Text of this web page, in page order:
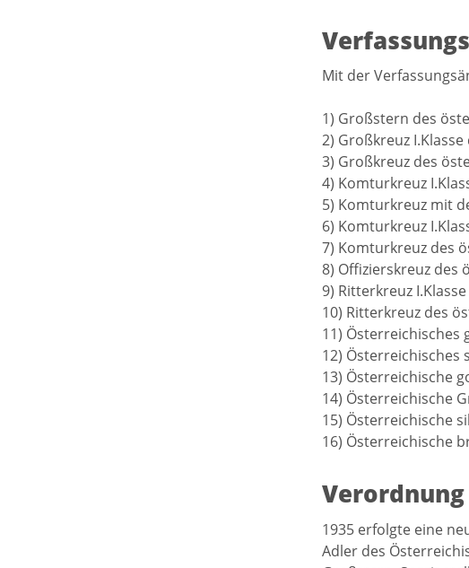
Mit der
1) Großstern des
2) Großkreuz
3) Großkreuz des
4) Komturkreuz
5) Komturkreuz mit
6) Komturkreuz
7) Komturkreuz des
8) Offizierskreuz des
9) Ritterkreuz
10) Ritterkreuz des
11) Österreichisches
12) Österreichisches
13) Österreichische
14) Österreichische
15) Österreichische
16) Österreichische
Verordnung
1935 erfolgte eine
Adler des